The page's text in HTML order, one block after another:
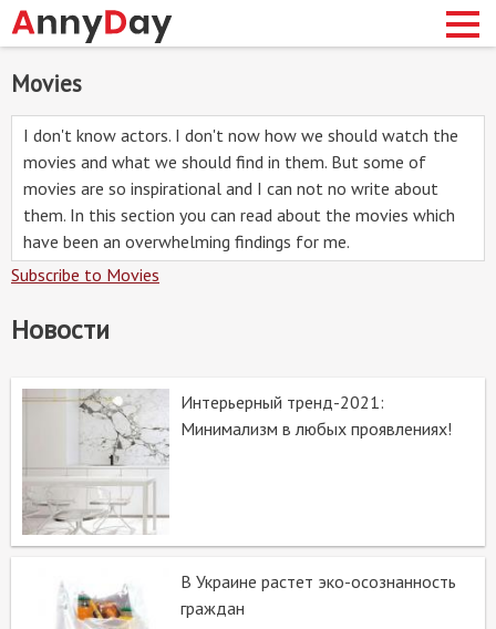
to
main
content
Movies
I don't know actors. I don't now how we should watch the
movies and what we should find in them. But some of
movies are so inspirational and I can not no write about
them. In this section you can read about the movies which
have been an overwhelming findings for me.
Subscribe to Movies
Новости
Интерьерный тренд-2021:
Минимализм в любых проявлениях!
В Украине растет эко-осознанность
граждан